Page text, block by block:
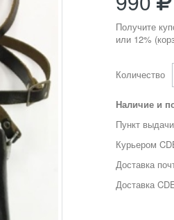
Получите
или 12%
Количество
Наличие и
Пункт
Курьером
Доставка
Доставка